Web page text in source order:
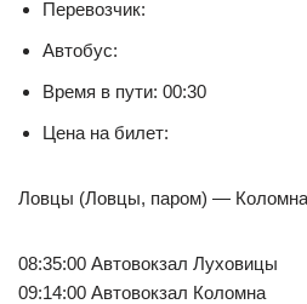
Перевозчик:
Автобус:
Время в пути: 00:30
Цена на билет:
Ловцы (Ловцы, паром) — Коломна
08:35:00 Автовокзал Луховицы
09:14:00 Автовокзал Коломна